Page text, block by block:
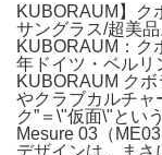
KUBORAUM】ク
サングラス/超美
KUBORAUM：ク
年ドイツ・ベルリ
KUBORAUM ク
やクラブカルチャ
ク”＝\"仮面\"とい
Mesure 03（
デザインは、まさ